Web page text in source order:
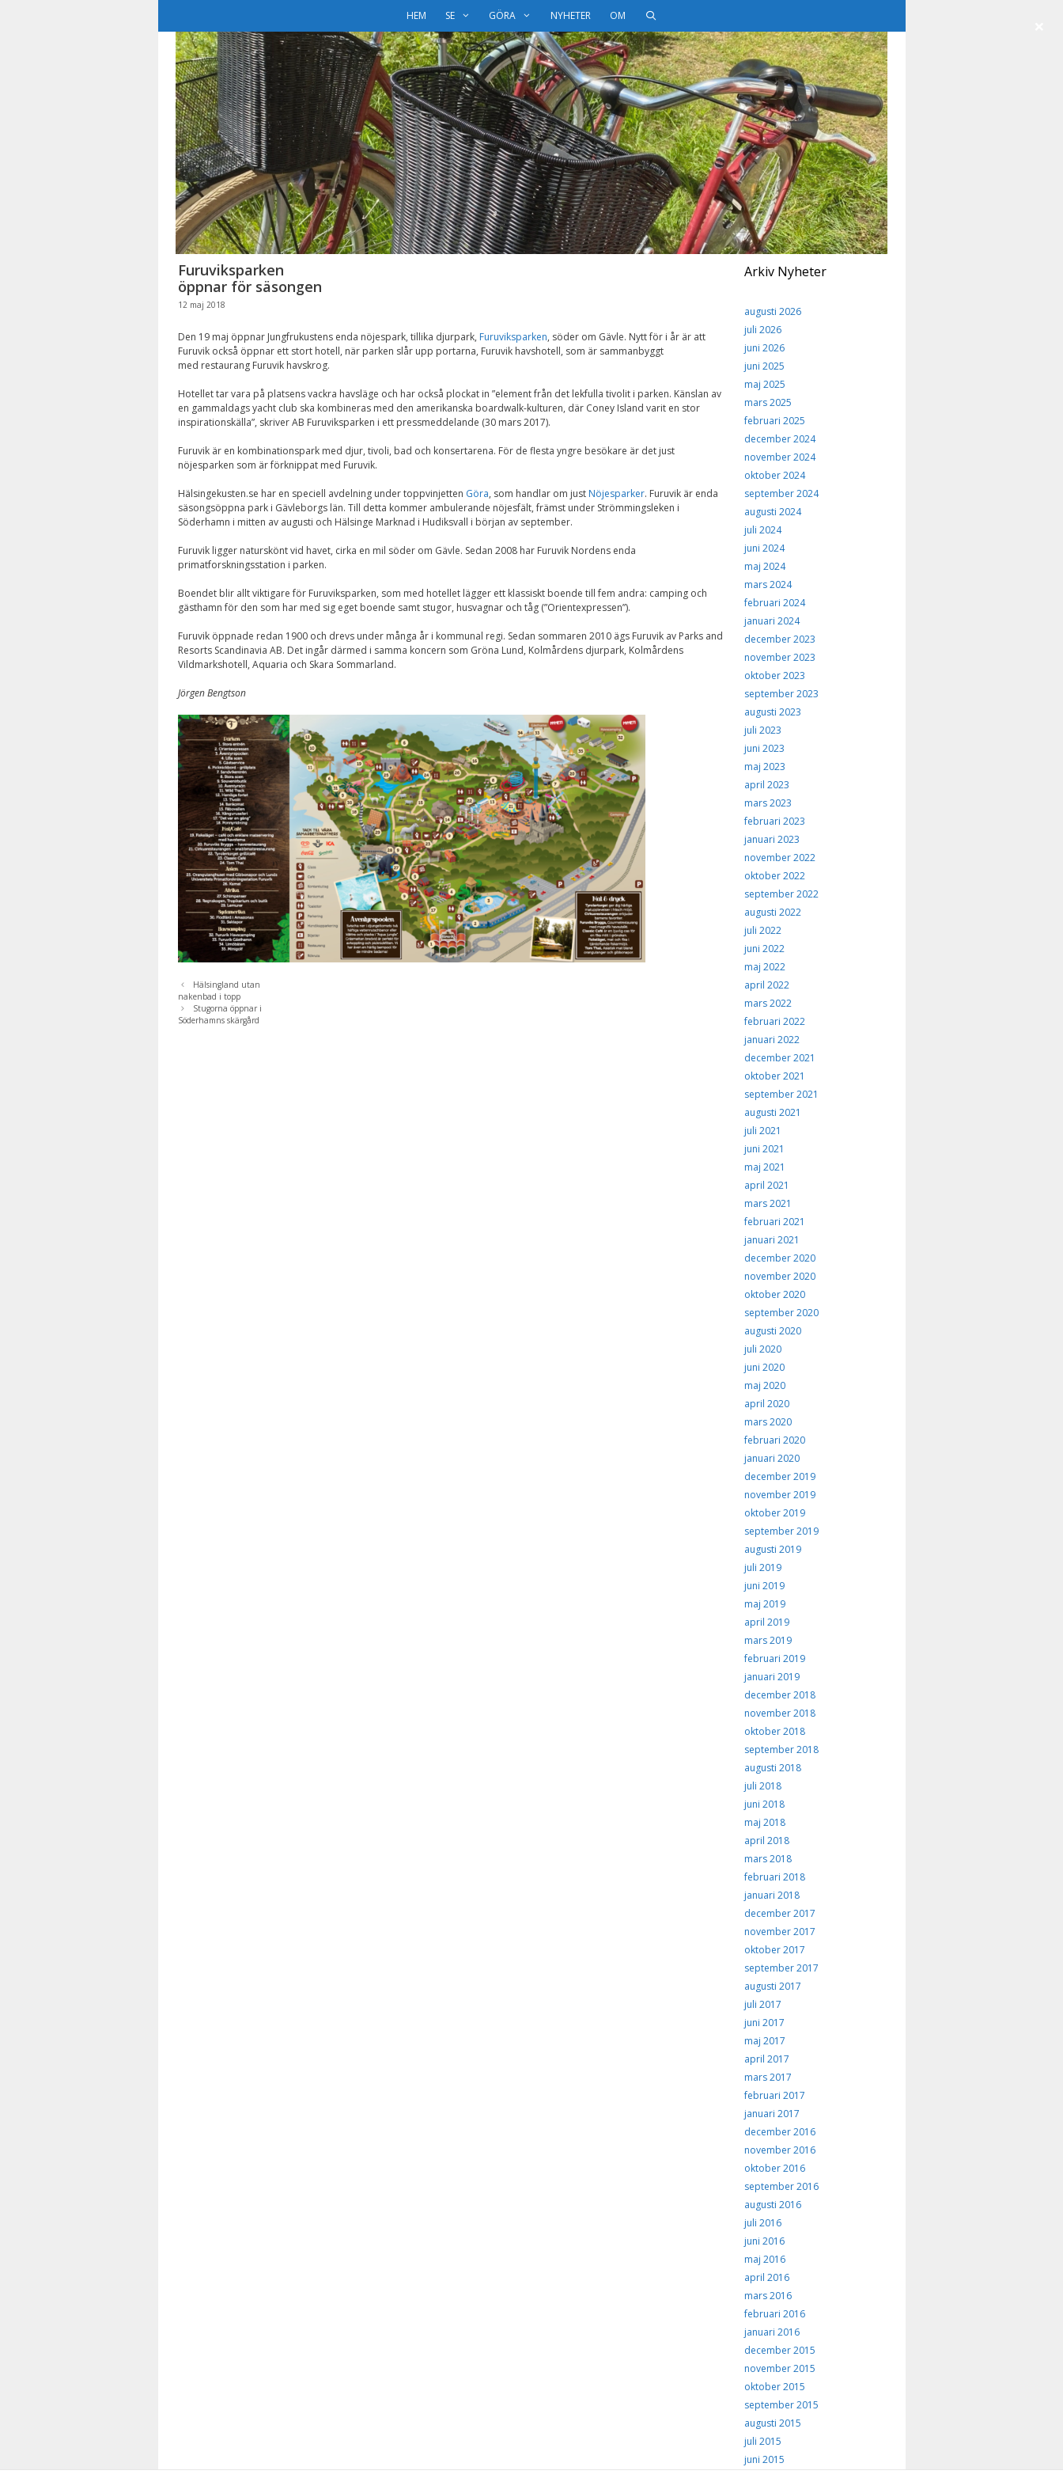
HEM SE GÖRA NYHETER OM
Furuviksparken
öppnar för säsongen
12 maj 2018
Den 19 maj öppnar Jungfrukustens enda nöjespark, tillika djurpark, Furuviksparken, söder om Gävle. Nytt för i år är att
Furuvik också öppnar ett stort hotell, när parken slår upp portarna, Furuvik havshotell, som är sammanbyggt
med restaurang Furuvik havskrog.
Hotellet tar vara på platsens vackra havsläge och har också plockat in ”element från det lekfulla tivolit i parken. Känslan av
en gammaldags yacht club ska kombineras med den amerikanska boardwalk-kulturen, där Coney Island varit en stor
inspirationskälla”, skriver AB Furuviksparken i ett pressmeddelande (30 mars 2017).
Furuvik är en kombinationspark med djur, tivoli, bad och konsertarena. För de flesta yngre besökare är det just
nöjesparken som är förknippat med Furuvik.
Hälsingekusten.se har en speciell avdelning under toppvinjetten Göra, som handlar om just Nöjesparker. Furuvik är enda
säsongsöppna park i Gävleborgs län. Till detta kommer ambulerande nöjesfält, främst under Strömmingsleken i
Söderhamn i mitten av augusti och Hälsinge Marknad i Hudiksvall i början av september.
Furuvik ligger naturskönt vid havet, cirka en mil söder om Gävle. Sedan 2008 har Furuvik Nordens enda
primatforskningsstation i parken.
Boendet blir allt viktigare för Furuviksparken, som med hotellet lägger ett klassiskt boende till fem andra: camping och
gästhamn för den som har med sig eget boende samt stugor, husvagnar och tåg (”Orientexpressen”).
Furuvik öppnade redan 1900 och drevs under många år i kommunal regi. Sedan sommaren 2010 ägs Furuvik av Parks and
Resorts Scandinavia AB. Det ingår därmed i samma koncern som Gröna Lund, Kolmårdens djurpark, Kolmårdens
Vildmarkshotell, Aquaria och Skara Sommarland.
Jörgen Bengtson
Hälsingland utan
nakenbad i topp
Stugorna öppnar i
Söderhamns skärgård
Arkiv Nyheter
augusti 2026
juli 2026
juni 2026
juni 2025
maj 2025
mars 2025
februari 2025
december 2024
november 2024
oktober 2024
september 2024
augusti 2024
juli 2024
juni 2024
maj 2024
mars 2024
februari 2024
januari 2024
december 2023
november 2023
oktober 2023
september 2023
augusti 2023
juli 2023
juni 2023
maj 2023
april 2023
mars 2023
februari 2023
januari 2023
november 2022
oktober 2022
september 2022
augusti 2022
juli 2022
juni 2022
maj 2022
april 2022
mars 2022
februari 2022
januari 2022
december 2021
oktober 2021
september 2021
augusti 2021
juli 2021
juni 2021
maj 2021
april 2021
mars 2021
februari 2021
januari 2021
december 2020
november 2020
oktober 2020
september 2020
augusti 2020
juli 2020
juni 2020
maj 2020
april 2020
mars 2020
februari 2020
januari 2020
december 2019
november 2019
oktober 2019
september 2019
augusti 2019
juli 2019
juni 2019
maj 2019
april 2019
mars 2019
februari 2019
januari 2019
december 2018
november 2018
oktober 2018
september 2018
augusti 2018
juli 2018
juni 2018
maj 2018
april 2018
mars 2018
februari 2018
januari 2018
december 2017
november 2017
oktober 2017
september 2017
augusti 2017
juli 2017
juni 2017
maj 2017
april 2017
mars 2017
februari 2017
januari 2017
december 2016
november 2016
oktober 2016
september 2016
augusti 2016
juli 2016
juni 2016
maj 2016
april 2016
mars 2016
februari 2016
januari 2016
december 2015
november 2015
oktober 2015
september 2015
augusti 2015
juli 2015
juni 2015
inte att välja
bort. De behövs
huvud taget
ska fungera.
Statistik
För att vi ska
förbättra
och
uppbyggnad,
hur
hemsidan
används.
För att vår
hemsida ska
prestera så bra
som möjligt
under ditt
besök. Om du
nekar de här
kakorna
kommer viss
funktionalitet
att försvinna
från
hemsidan.
Marknadsföring
Genom att dela med
dig av dina intressen